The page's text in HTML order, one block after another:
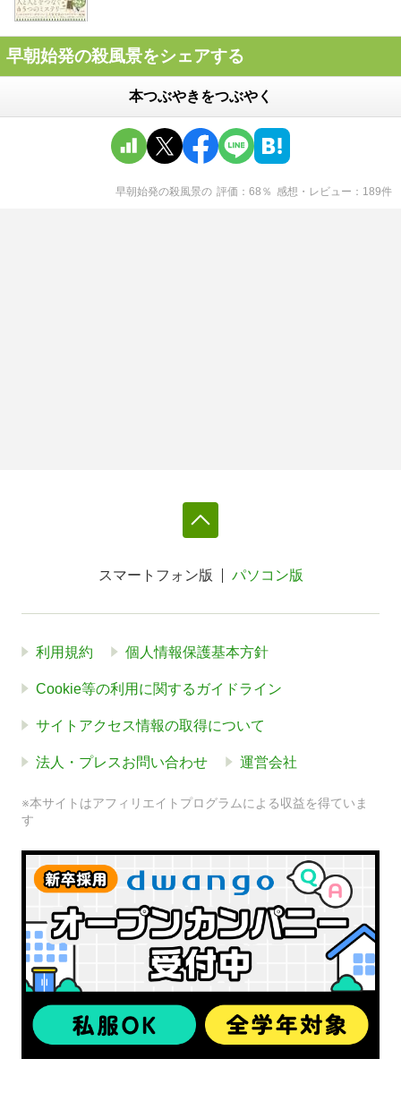
早朝始発の殺風景をシェアする
本つぶやきをつぶやく
早朝始発の殺風景の 評価 68 ％ 感想・レビュー 189件
スマートフォン版 パソコン版
利用規約 個人情報保護基本方針
Cookie等の利用に関するガイドライン
サイトアクセス情報の取得について
法人・プレスお問い合わせ 運営会社
※本サイトはアフィリエイトプログラムによる収益を得ていま
す